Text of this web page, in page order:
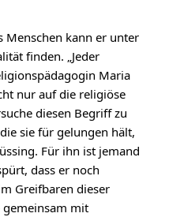
Menschen kann er unter
finden. „Jeder
Maria
nur auf die religiöse
diesen Begriff zu
sie für gelungen hält,
Für ihn ist jemand
dass er noch
Greifbaren dieser
gemeinsam mit